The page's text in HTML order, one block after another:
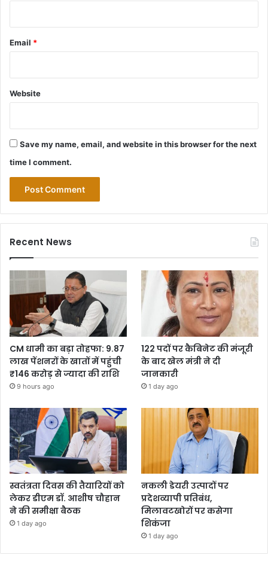
Email *
Website
Save my name, email, and website in this browser for the next
time I comment.
Recent News
CM धामी का बड़ा तोहफा: 9.87
लाख पेंशनरों के खातों में पहुंची
₹146 करोड़ से ज्यादा की राशि
9 hours ago
122 पदों पर कैबिनेट की मंजूरी
के बाद खेल मंत्री ने दी
जानकारी
1 day ago
स्वतंत्रता दिवस की तैयारियों को
लेकर डीएम डॉ. आशीष चौहान
ने की समीक्षा बैठक
1 day ago
नकली डेयरी उत्पादों पर
प्रदेशव्यापी प्रतिबंध,
मिलावटखोरों पर कसेगा
शिकंजा
1 day ago